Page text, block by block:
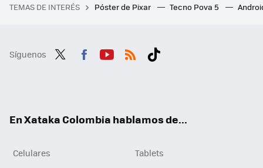
TEMAS DE INTERÉS Póster de Pixar Tecno Pova 5
Síguenos
En Xataka Colombia hablamos de...
Celulares
Tablets